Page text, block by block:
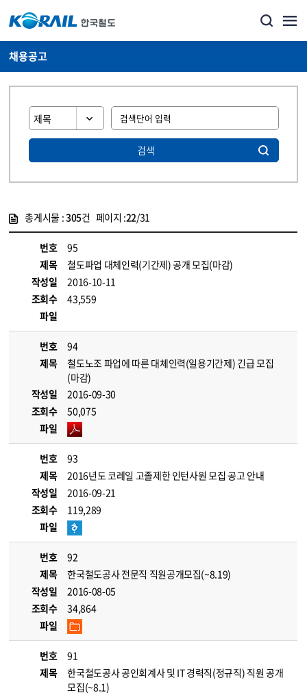
채용공고
검색
총게시물 :305건 페이지 :22/31
번호
95
제목
철도파업 대체인력(기간제) 공개 모집(마감)
작성일
2016-10-11
조회수
43,559
파일
번호
94
제목
철도노조 파업에 따른 대체인력(일용기간제) 긴급 모집
(마감)
작성일
2016-09-30
조회수
50,075
파일
번호
93
제목
2016년도 코레일 고졸제한 인턴사원 모집 공고 안내
작성일
2016-09-21
조회수
119,289
파일
번호
92
제목
한국철도공사 전문직 직원공개모집(~8.19)
작성일
2016-08-05
조회수
34,864
파일
번호
91
제목
한국철도공사 공인회계사 및 IT 경력직(정규직) 직원 공개
모집(~8.1)